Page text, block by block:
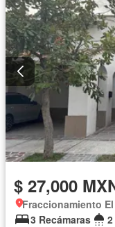
$ 27,000
Fraccionamiento
3 Recámaras